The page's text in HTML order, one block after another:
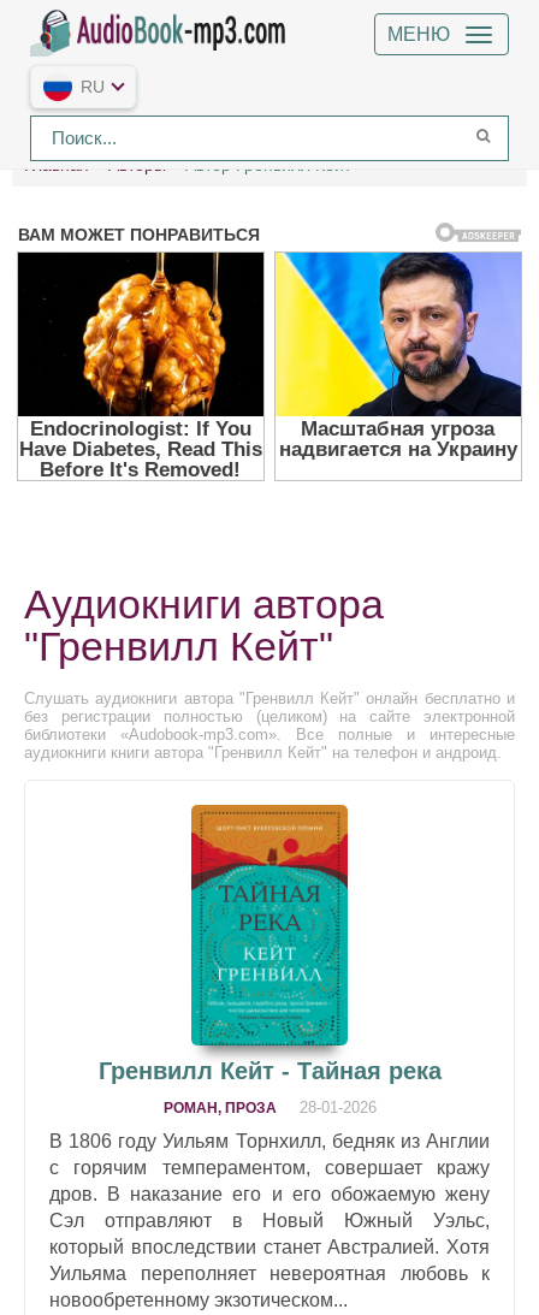
МЕНЮ
RU
Главная Авторы Автор Гренвилл Кейт
Аудиокниги автора
"Гренвилл Кейт"
Слушать аудиокниги автора "Гренвилл Кейт" онлайн бесплатно и
без регистрации полностью (целиком) на сайте электронной
библиотеки «Audobook-mp3.com». Все полные и интересные
аудиокниги книги автора "Гренвилл Кейт" на телефон и андроид.
Гренвилл Кейт - Тайная река
РОМАН, ПРОЗА 28-01-2026
В 1806 году Уильям Торнхилл, бедняк из Англии
с горячим темпераментом, совершает кражу
дров. В наказание его и его обожаемую жену
Сэл отправляют в Новый Южный Уэльс,
который впоследствии станет Австралией. Хотя
Уильяма переполняет невероятная любовь к
новообретенному экзотическом...